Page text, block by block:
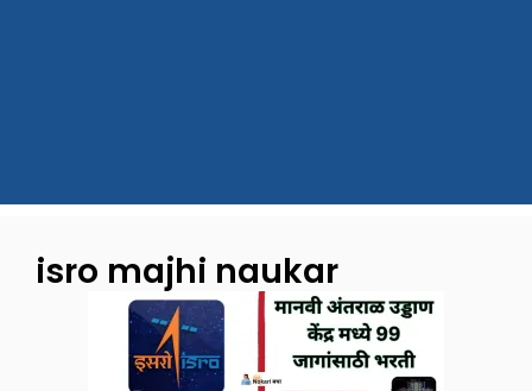
isro majhi naukar